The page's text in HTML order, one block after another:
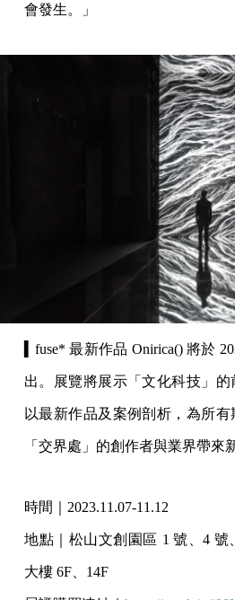
會發生。」
▍fuse* 最新作品 Onirica() 將於
出。展覽將展示「文化科技」的
以最新作品及案例剖析，為所
「交界處」的創作者與業界帶來
時間｜2023.11.07-11.12
地點｜松山文創園區 1 號、4 號
大樓 6F、14F